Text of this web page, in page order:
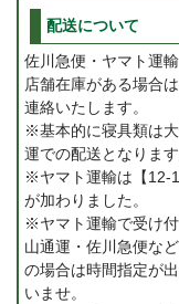
配送について
佐川急便・ヤマト運
店舗在庫がある場合
連絡いたします。
※基本的に寝具類は
運での配送となります
※ヤマト運輸は【12-
が加わりました。
※ヤマト運輸で受け
山通運・佐川急便な
の場合は時間指定が
いませ。